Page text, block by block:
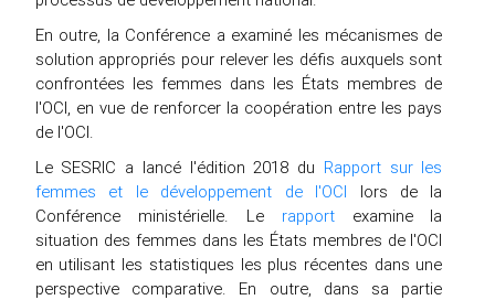
En outre, la Conférence a examiné les mécanismes de
solution appropriés pour relever les défis auxquels sont
confrontées les femmes dans les États membres de
l'OCI, en vue de renforcer la coopération entre les pays
de l'OCI.
Le SESRIC a lancé l'édition 2018 du Rapport sur les
femmes et le développement de l'OCI lors de la
Conférence ministérielle. Le rapportexamine la
situation des femmes dans les États membres de l'OCI
en utilisant les statistiques les plus récentes dans une
perspective comparative. En outre, dans sa partie